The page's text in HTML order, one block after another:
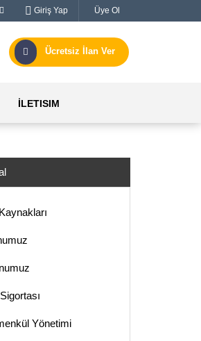
Giriş Yap Üye Ol
Ücretsiz İlan Ver
İLETISIM
Yönetimi